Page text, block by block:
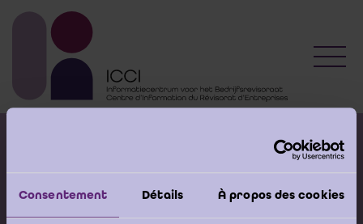
Consentement Détails À propos des cookies
Modèles de documents